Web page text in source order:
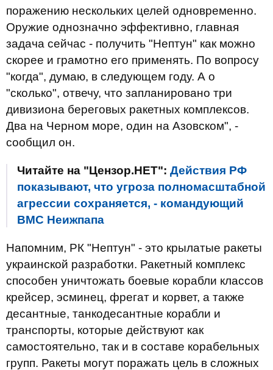
поражению нескольких целей одновременно.
Оружие однозначно эффективно, главная
задача сейчас - получить "Нептун" как можно
скорее и грамотно его применять. По вопросу
"когда", думаю, в следующем году. А о
"сколько", отвечу, что запланировано три
дивизиона береговых ракетных комплексов.
Два на Черном море, один на Азовском", -
сообщил он.
Читайте на "Цензор.НЕТ": Действия РФ
показывают, что угроза полномасштабной
агрессии сохраняется, - командующий
ВМС Неижпапа
Напомним, РК "Нептун" - это крылатые ракеты
украинской разработки. Ракетный комплекс
способен уничтожать боевые корабли классов
крейсер, эсминец, фрегат и корвет, а также
десантные, танкодесантные корабли и
транспорты, которые действуют как
самостоятельно, так и в составе корабельных
групп. Ракеты могут поражать цель в сложных